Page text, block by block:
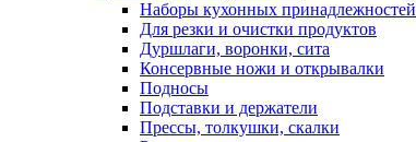
Наборы кухонных принадлежностей
Для резки и очистки продуктов
Дуршлаги, воронки, сита
Консервные ножи и открывалки
Подносы
Подставки и держатели
Прессы, толкушки, скалки